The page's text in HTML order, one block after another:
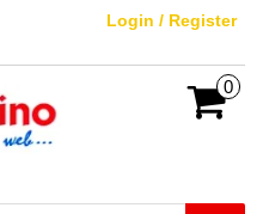
Login / Register
0